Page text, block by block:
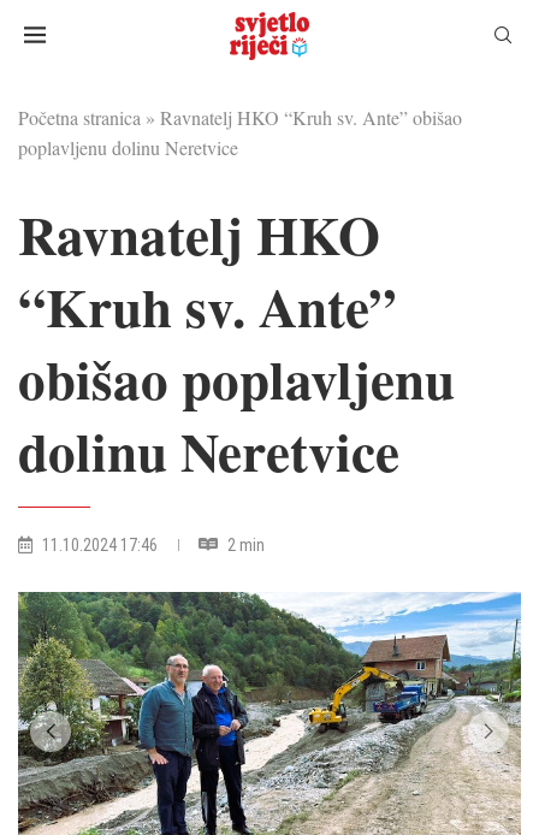
Početna stranica » Ravnatelj HKO “Kruh sv. Ante” obišao
poplavljenu dolinu Neretvice
Ravnatelj HKO
“Kruh sv. Ante”
obišao poplavljenu
dolinu Neretvice
11.10.2024 17:46 2 min